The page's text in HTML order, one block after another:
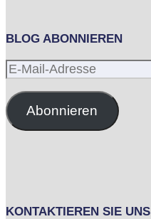
BLOG ABONNIEREN
E-
AdresseAbonnieren
KONTAKTIEREN SIE UNS